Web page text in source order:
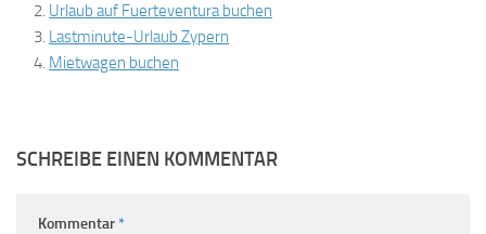
Urlaub auf Fuerteventura buchen
Lastminute-Urlaub Zypern
Mietwagen buchen
SCHREIBE EINEN KOMMENTAR
Kommentar*